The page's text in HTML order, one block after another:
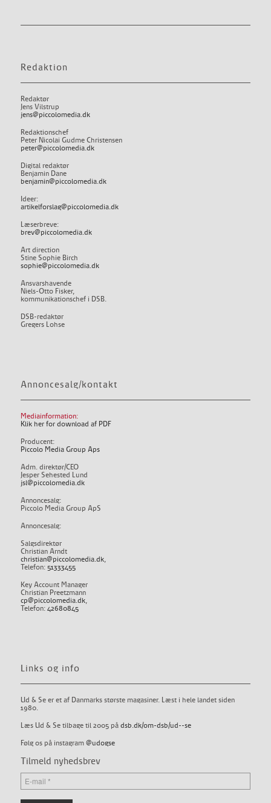
Redaktion
Redaktør
Jens Vilstrup
jens@piccolomedia.dk
Redaktionschef
Peter Nicolai Gudme Christensen
peter@piccolomedia.dk
Digital redaktør
Benjamin Dane
benjamin@piccolomedia.dk
Ideer:
artikelforslag@piccolomedia.dk
Læserbreve:
brev@piccolomedia.dk
Art direction
Stine Sophie Birch
sophie@piccolomedia.dk
Ansvarshavende
Niels-Otto Fisker,
kommunikationschef i DSB.
DSB-redaktør
Gregers Lohse
Annoncesalg/kontakt
Mediainformation:
Klik her for download af PDF
Producent:
Piccolo Media Group Aps
Adm. direktør/CEO
Jesper Sehested Lund
jsl@piccolomedia.dk
Annoncesalg:
Piccolo Media Group ApS
Annoncesalg:
Salgsdirektør
Christian Arndt
christian@piccolomedia.dk,
Telefon: 51333455
Key Account Manager
Christian Preetzmann
cp@piccolomedia.dk,
Telefon: 42680845
Links og info
Ud & Se er et af Danmarks største magasiner. Læst i hele landet siden
1980.
Læs Ud & Se tilbage til 2005 på dsb.dk/om-dsb/ud--se
Følg os på instagram @udogse
Tilmeld nyhedsbrev